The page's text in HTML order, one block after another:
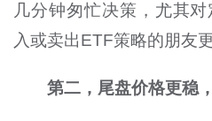
几分钟匆忙决策，尤其
入或卖出ETF策略的朋友
第二，尾盘价格更稳